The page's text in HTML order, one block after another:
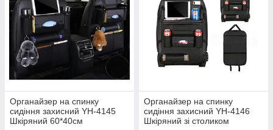
Органайзер на спинку
сидіння захисний YH-4145
Шкіряний 60*40см
Органайзер на спинку
сидіння захисний YH-4146
Шкіряний зі столиком